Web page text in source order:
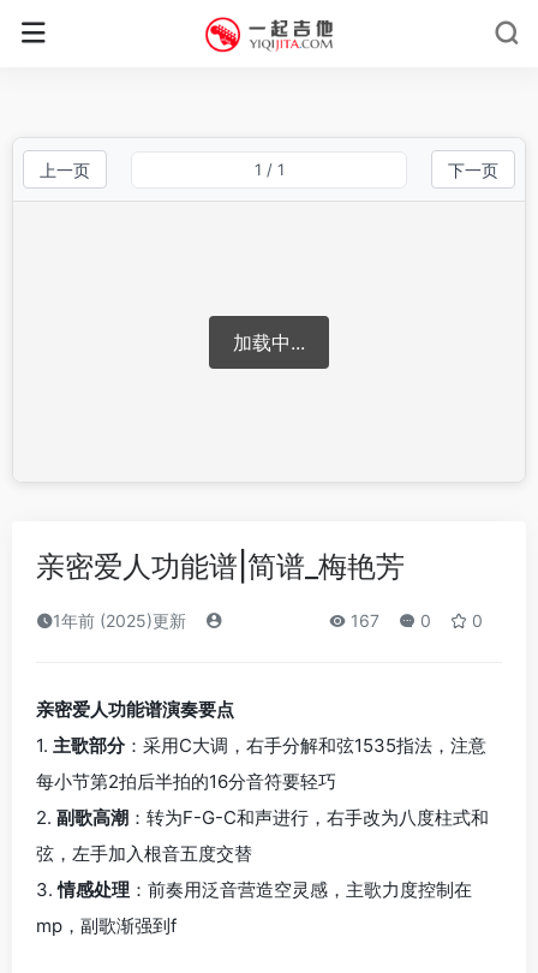
上一页 1 / 1 下一页
加载中...
亲密爱人功能谱|简谱_梅艳芳
1年前 (2025)更新 167 0 0
亲密爱人功能谱演奏要点
1. 主歌部分：采用C大调，右手分解和弦1535指法，注意
每小节第2拍后半拍的16分音符要轻巧
2. 副歌高潮 ：转为F-G-C和声进行，右手改为八度柱式和
弦，左手加入根音五度交替
3.情感处理 ：前奏用泛音营造空灵感，主歌力度控制在
mp，副歌渐强到f